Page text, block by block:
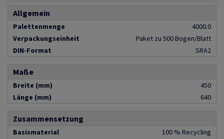
Allgemein
Palettenmenge
4000.0
Verpackungseinheit
Paket zu 500 Bogen/Blatt
DIN-Format
SRA2
Maße
Breite (mm)
450
Länge (mm)
640
Zusammensetzung
Basismaterial
100 % Recycling